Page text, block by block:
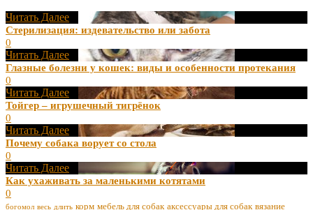
Читать Далее
Стерилизация: издевательство или забота
0
Читать Далее
Глазные болезни у кошек: виды и особенности протекания
0
Читать Далее
Тойгер – игрушечный тигрёнок
0
Читать Далее
Почему собака ворует со стола
0
Читать Далее
Как ухаживать за маленькими котятами
0
богомол весь длить корм мебель для собак аксессуары для собак вязание